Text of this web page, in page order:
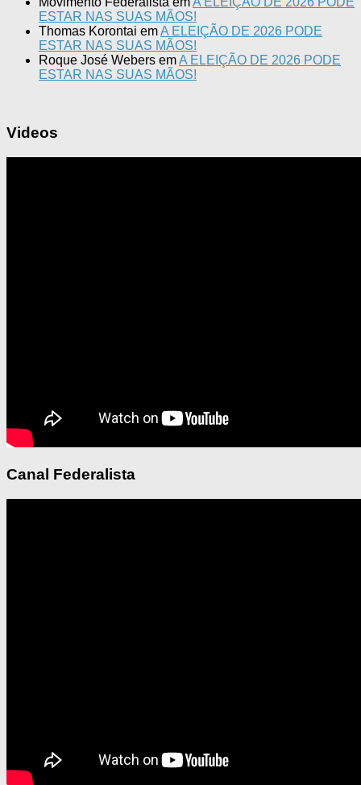
ESTAR NAS SUAS MÃOS!
Thomas Korontai emA ELEIÇÃO DE 2026 PODE
ESTAR NAS SUAS MÃOS!
Roque José Webers emA ELEIÇÃO DE 2026 PODE
ESTAR NAS SUAS MÃOS!
Videos
Canal Federalista